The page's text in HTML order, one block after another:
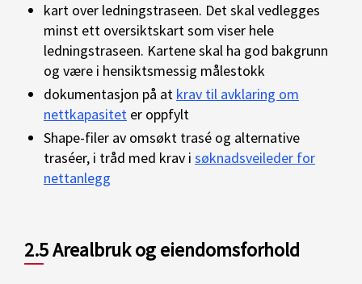
kart over ledningstraseen. Det skal vedlegges
minst ett oversiktskart som viser hele
ledningstraseen. Kartene skal ha god bakgrunn
og være i hensiktsmessig målestokk
dokumentasjon på at krav til avklaring om
nettkapasitet er oppfylt
Shape-filer av omsøkt trasé og alternative
traséer, i tråd med krav i søknadsveileder for
nettanlegg
2.5 Arealbruk og eiendomsforhold